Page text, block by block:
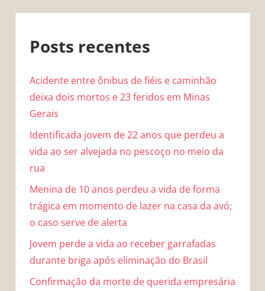
Posts recentes
Acidente entre ônibus de fiéis e caminhão
deixa dois mortos e 23 feridos em Minas
Gerais
Identificada jovem de 22 anos que perdeu a
vida ao ser alvejada no pescoço no meio da
rua
Menina de 10 anos perdeu a vida de forma
trágica em momento de lazer na casa da avó;
o caso serve de alerta
Jovem perde a vida ao receber garrafadas
durante briga após eliminação do Brasil
Confirmação da morte de querida empresária